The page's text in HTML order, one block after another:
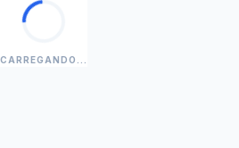
CARREGANDO...